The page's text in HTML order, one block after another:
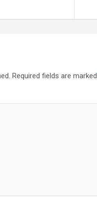
Required fields are marked